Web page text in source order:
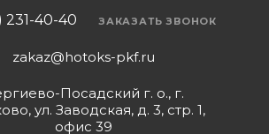
231-40-40 ЗАКАЗАТЬ ЗВОНОК
zakaz@hotoks-pkf.ru
Посадский г. о., г.
ул. Заводская, д. 3, стр. 1,
офис 39